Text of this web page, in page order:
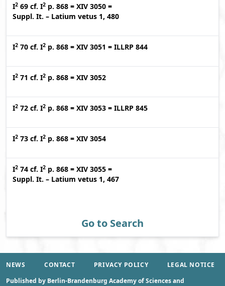
I2 69 cf. I2 p. 868 = XIV 3050 =
Suppl. It. – Latium vetus 1, 480
I2 70 cf. I2 p. 868 = XIV 3051 = ILLRP 844
I2 71 cf. I2 p. 868 = XIV 3052
I2 72 cf. I2 p. 868 = XIV 3053 = ILLRP 845
I2 73 cf. I2 p. 868 = XIV 3054
I2 74 cf. I2 p. 868 = XIV 3055 =
Suppl. It. – Latium vetus 1, 467
Go to Search
NEWS CONTACT PRIVACY POLICY
LEGAL NOTICE
Published by Berlin-Brandenburg Academy of Sciences and